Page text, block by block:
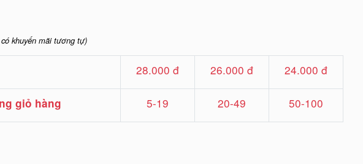
khuyến mãi tương tự)
28.000 đ 26.000 đ 24.000 đ
giỏ hàng 5-19 20-49 50-100